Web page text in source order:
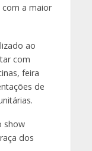
com a maior
ao
com
feira
de
show
dos